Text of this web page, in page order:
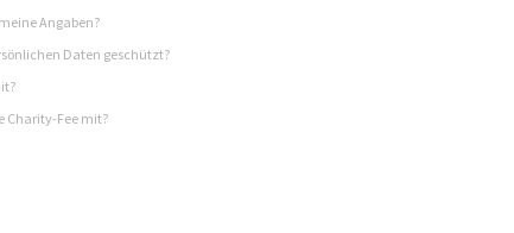
Angaben?
Daten geschützt?
Charity-Fee mit?